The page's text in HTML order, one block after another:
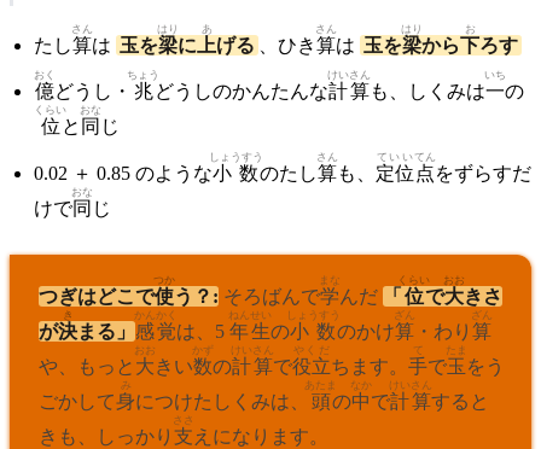
たし算
さん
は 玉を梁
はり
に 上
あ
げる 、ひき算
さん
は 玉を梁
はり
から下
お
ろす
億
おく
どうし・ 兆
ちょう
どうしのかんたんな計算
けいさん
も、しくみは一
いち
の
位
くらい
と 同
おな
じ
0.02 ＋ 0.85 のような小数
しょうすう
のたし算
さん
も、 定位
ていい
点
てん
をずらすだ
けで同
おな
じ
つぎはどこで使
つか
う？: そろばんで学
まな
んだ 「 位
くらい
で大
おお
きさ
が決
き
まる」 感覚
かんかく
は、5 年生
ねんせい
の小数
しょうすう
のかけ算
ざん
・わり 算
ざん
や、もっと 大
おお
きい数
かず
の計算
けいさん
で役立
やくだ
ちます。 手
て
で玉
たま
をう
ごかして身
み
につけたしくみは、 頭
あたま
の中
なか
で計算
けいさん
すると
きも、しっかり 支
ささ
えになります。